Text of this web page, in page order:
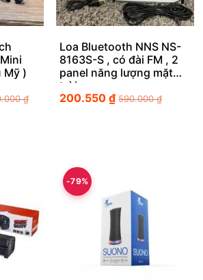
Mỹ )
₫
Loa Bluetooth NNS NS-
8163S-S , có đài FM , 2
panel năng lượng mặt
trời
200.550₫ 590.000₫
-79%